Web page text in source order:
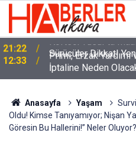
12:33
Sürücüler Dikkat!
İptaline Neden
Anasayfa Yaşam
Oldu! Kimse Tanıyamıyor; Nişan
Göresin Bu Hallerini!” Neler Oluyor?